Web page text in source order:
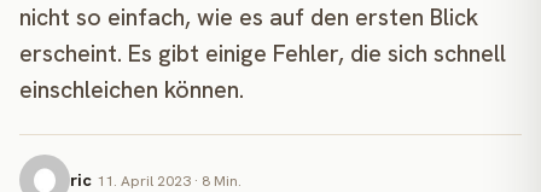
nicht so einfach, wie es auf den ersten Blick
erscheint. Es gibt einige Fehler, die sich schnell
einschleichen können.
ric 11. April 2023 · 8 Min.